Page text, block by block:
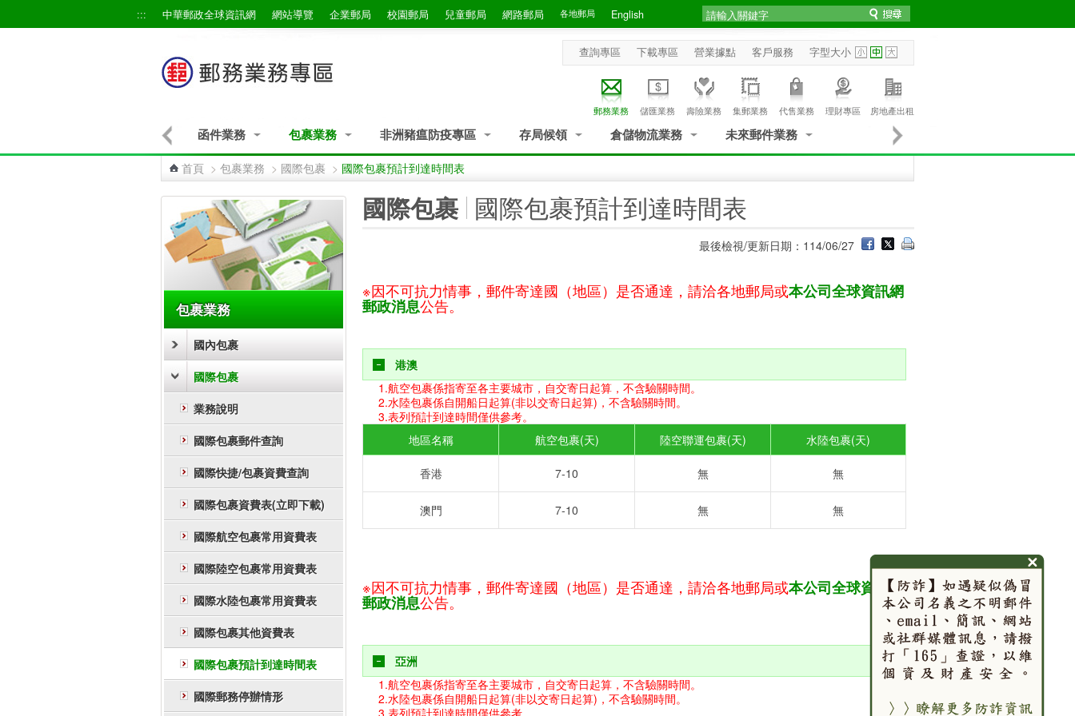
::: 中華郵政全球資訊網 網站導覽 企業郵局 校園郵局 兒童郵局 網路郵局 各地郵局 English
查詢專區 下載專區 營業據點 客戶服務 字型大小
郵務業務 儲匯業務 壽險業務 集郵業務 代售業務 理財專區 房地產出租
函件業務 包裹業務 非洲豬瘟防疫專區 存局候領 倉儲物流業務 未來郵件業務
首頁 > 包裹業務 > 國際包裹 > 國際包裹預計到達時間表
包裹業務
國內包裹
國際包裹
業務說明
國際包裹郵件查詢
國際快捷/包裹資費查詢
國際包裹資費表(立即下載)
國際航空包裹常用資費表
國際陸空包裹常用資費表
國際水陸包裹常用資費表
國際包裹其他資費表
國際包裹預計到達時間表
國際郵務停辦情形
國際包裹 國際包裹預計到達時間表
最後檢視/更新日期：114/06/27
※因不可抗力情事，郵件寄達國（地區）是否通達，請洽各地郵局或本公司全球資訊網
郵政消息公告。
港澳
1.航空包裹係指寄至各主要城市，自交寄日起算，不含驗關時間。
2.水陸包裹係自開船日起算(非以交寄日起算)，不含驗關時間。
3.表列預計到達時間僅供參考。
地區名稱
航空包裹(天) 陸空聯運包裹(天) 水陸包裹(天)
香港 7-10 無 無
澳門 7-10 無 無
※因不可抗力情事，郵件寄達國（地區）是否通達，請洽各地郵局或本公司全球資訊網
郵政消息公告。
亞洲
1.航空包裹係指寄至各主要城市，自交寄日起算，不含驗關時間。
2.水陸包裹係自開船日起算(非以交寄日起算)，不含驗關時間。
3.表列預計到達時間僅供參考。